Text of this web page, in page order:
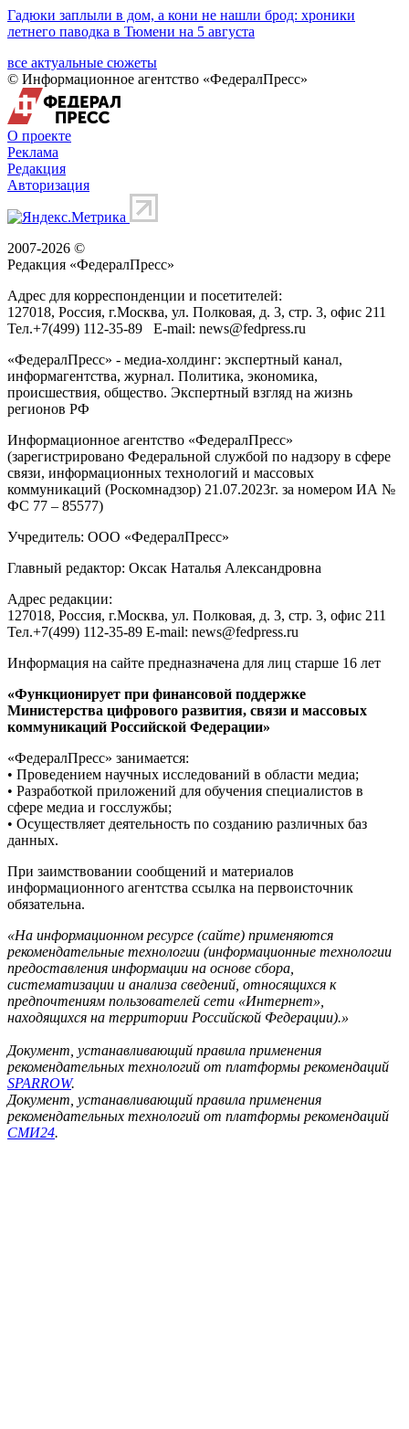
Гадюки заплыли в дом, а кони не нашли брод: хроники
летнего паводка в Тюмени на 5 августа
все актуальные сюжеты
© Информационное агентство «ФедералПресс»
О проекте
Реклама
Редакция
Авторизация
2007-2026 ©
Редакция «ФедералПресс»
Адрес для корреспонденции и посетителей:
127018, Россия, г.Москва, ул. Полковая, д. 3, стр. 3, офис 211
Тел.+7(499) 112-35-89 E-mail: news@fedpress.ru
«ФедералПресс» - медиа-холдинг: экспертный канал,
информагентства, журнал. Политика, экономика,
происшествия, общество. Экспертный взгляд на жизнь
регионов РФ
Информационное агентство «ФедералПресс»
(зарегистрировано Федеральной службой по надзору в сфере
связи, информационных технологий и массовых
коммуникаций (Роскомнадзор) 21.07.2023г. за номером ИА №
ФС 77 – 85577)
Учредитель: ООО «ФедералПресс»
Главный редактор: Оксак Наталья Александровна
Адрес редакции:
127018, Россия, г.Москва, ул. Полковая, д. 3, стр. 3, офис 211
Тел.+7(499) 112-35-89 E-mail: news@fedpress.ru
Информация на сайте предназначена для лиц старше 16 лет
«Функционирует при финансовой поддержке
Министерства цифрового развития, связи и массовых
коммуникаций Российской Федерации»
«ФедералПресс» занимается:
• Проведением научных исследований в области медиа;
• Разработкой приложений для обучения специалистов в
сфере медиа и госслужбы;
• Осуществляет деятельность по созданию различных баз
данных.
При заимствовании сообщений и материалов
информационного агентства ссылка на первоисточник
обязательна.
«На информационном ресурсе (сайте) применяются
рекомендательные технологии (информационные технологии
предоставления информации на основе сбора,
систематизации и анализа сведений, относящихся к
предпочтениям пользователей сети «Интернет»,
находящихся на территории Российской Федерации).»
Документ, устанавливающий правила применения
рекомендательных технологий от платформы рекомендаций
SPARROW.
Документ, устанавливающий правила применения
рекомендательных технологий от платформы рекомендаций
СМИ24.